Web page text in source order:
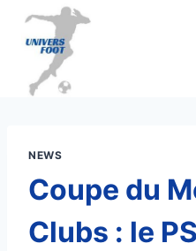
Aller
contenu
NEWS
Coupe du
Clubs : le